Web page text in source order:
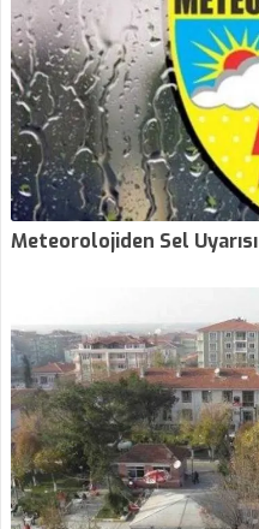
Meteorolojiden Sel Uyarısı